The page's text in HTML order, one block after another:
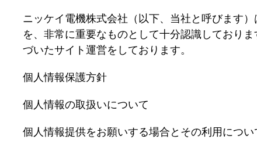
ニッケイ電機株式会社（以下、当社と呼びます
を、非常に重要なものとして十分認識しており
づいたサイト運営をしております。
個人情報保護方針
個人情報の取扱いについて
個人情報提供をお願いする場合とその利用につい